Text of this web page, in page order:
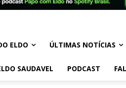
ELDO ÚLTIMAS NOTÍCIAS
SAUDAVEL PODCAST